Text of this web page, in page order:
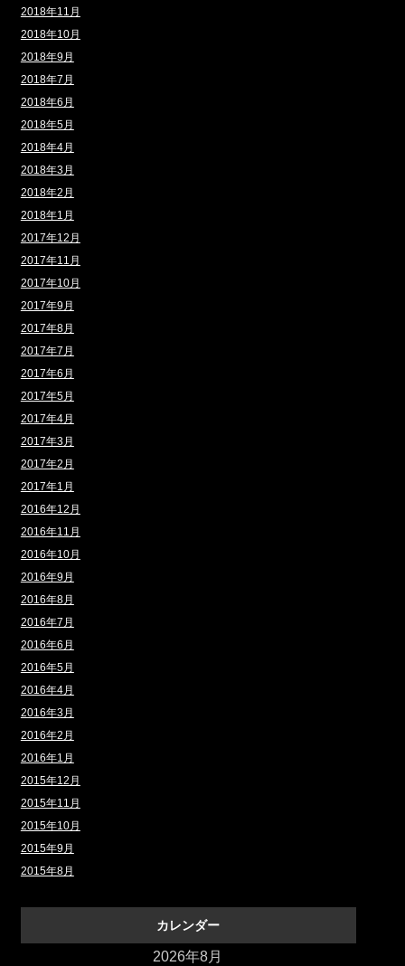
2018年11月
2018年10月
2018年9月
2018年7月
2018年6月
2018年5月
2018年4月
2018年3月
2018年2月
2018年1月
2017年12月
2017年11月
2017年10月
2017年9月
2017年8月
2017年7月
2017年6月
2017年5月
2017年4月
2017年3月
2017年2月
2017年1月
2016年12月
2016年11月
2016年10月
2016年9月
2016年8月
2016年7月
2016年6月
2016年5月
2016年4月
2016年3月
2016年2月
2016年1月
2015年12月
2015年11月
2015年10月
2015年9月
2015年8月
カレンダー
2026年8月